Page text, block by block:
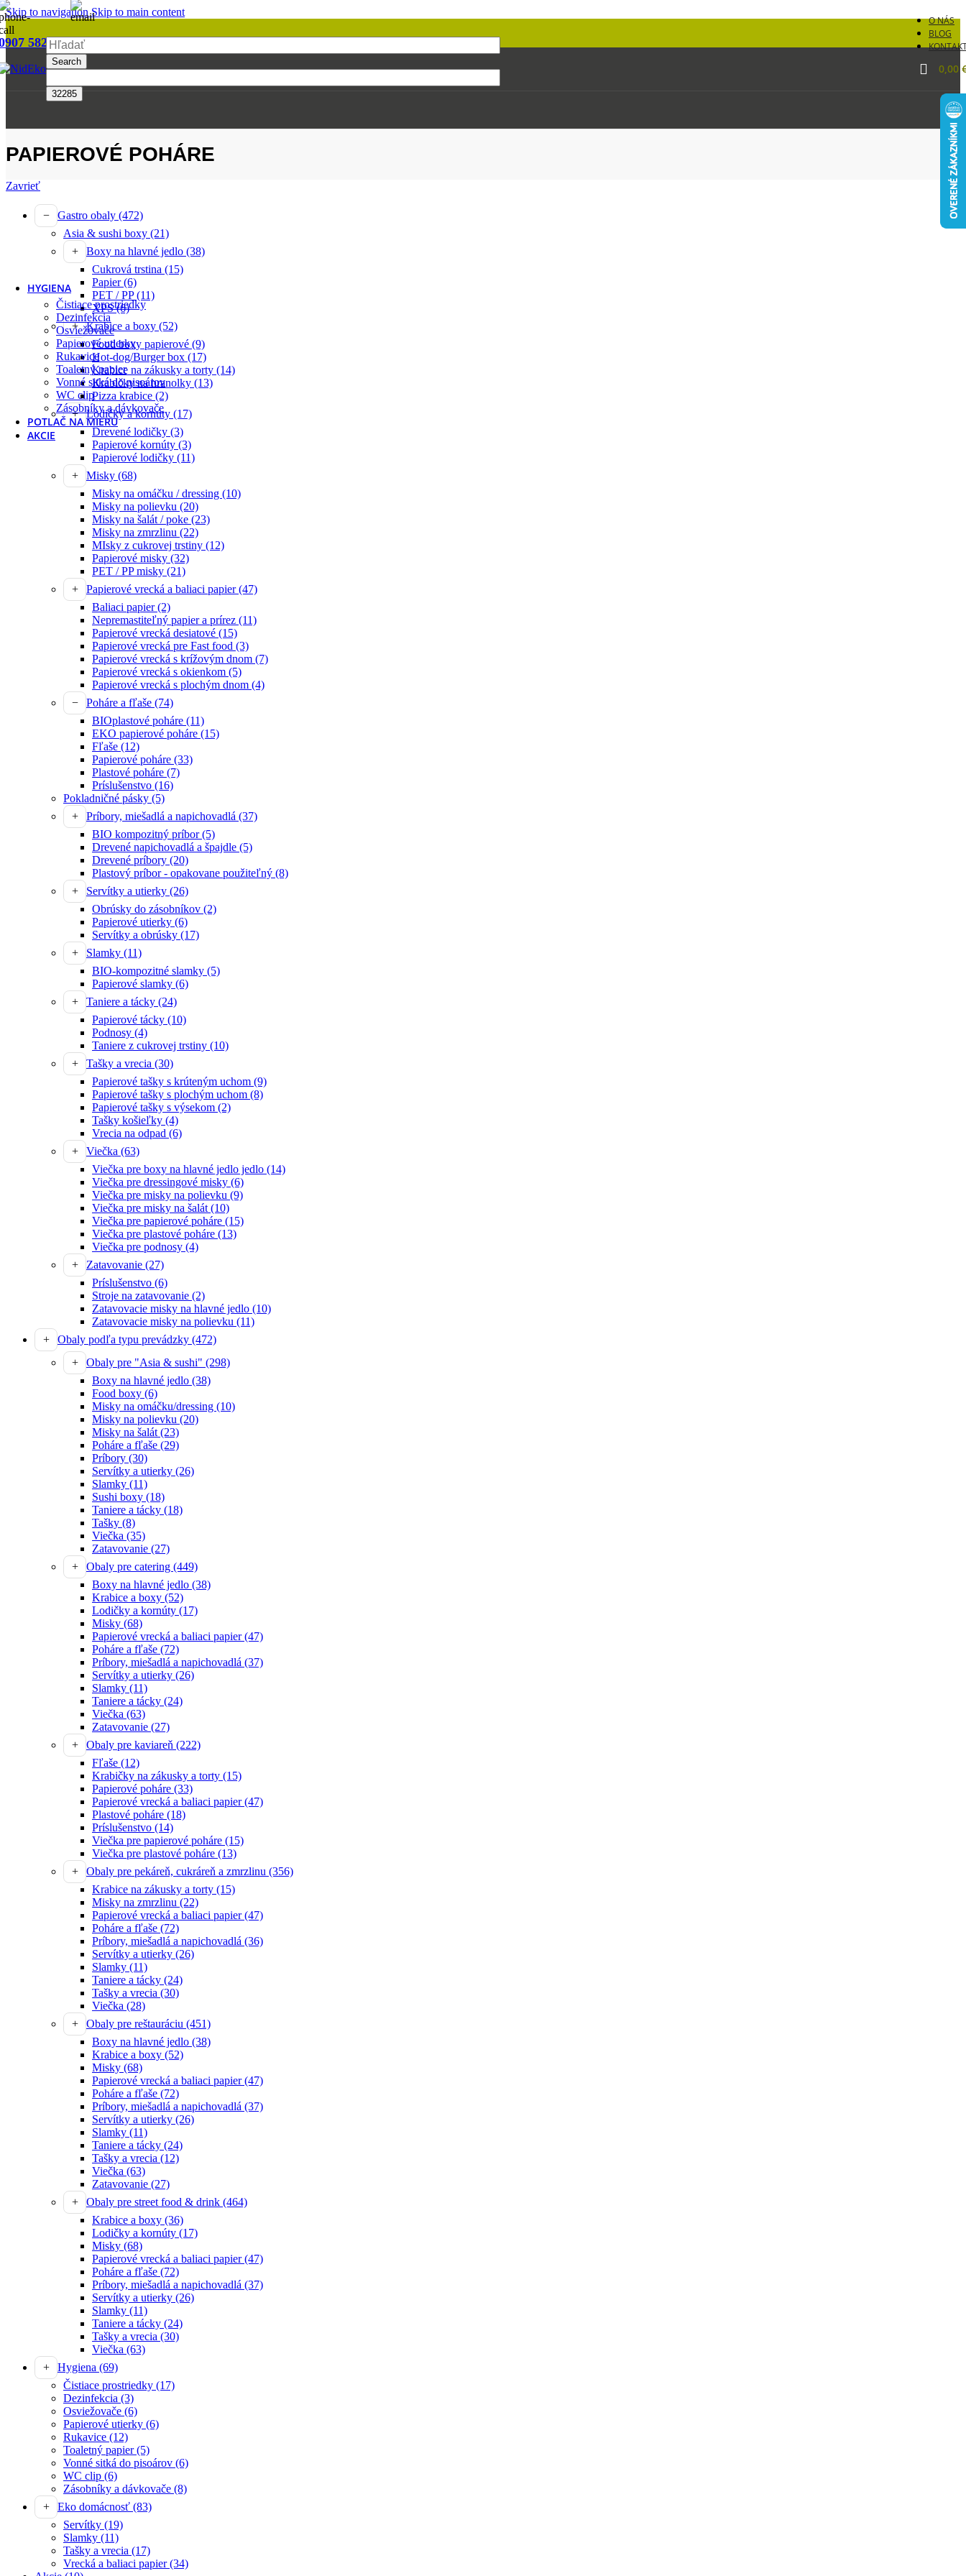
Skip to navigationSkip to main content
582 445nideko@nideko.sk
O NÁS
BLOG
Search
0,00
Reštaurácia
Podľa kategórie
Krabice a boxy
Lodičky a kornúty
Papierové vrecká a baliaci papier
Poháre a fľaše
Príbory, miešadlá a napichovadlá
Taniere a tácky
Tašky a vrecia
Viečka
Zatavovanie
Pokladničné pásky
Potlač na mieru
HYGIENA
Čistiace prostriedky
Dezinfekcia
Osviežovače
Papierové utierky
Rukavice
Toaletný papier
Vonné sitká do pisoárov
WC clip
Zásobníky a dávkovače
POTLAČ NA MIERU
AKCIE
PAPIEROVÉ POHÁRE
Zavrieť
Gastro obaly (472)
Asia & sushi boxy (21)
Boxy na hlavné jedlo (38)
Cukrová trstina (15)
Papier(6)
PET / PP(11)
XPS(6)
Krabice a boxy (52)
Food boxy papierové (9)
Hot-dog/Burger box (17)
Krabice na zákusky a torty (14)
Krabičky na hranolky (13)
Pizza krabice (2)
Lodičky a kornúty (17)
Drevené lodičky (3)
Papierové kornúty (3)
Papierové lodičky (11)
Misky (68)
Misky na omáčku / dressing (10)
Misky na polievku (20)
Misky na šalát / poke (23)
Misky na zmrzlinu (22)
MIsky z cukrovej trstiny (12)
Papierové misky (32)
PET / PP misky (21)
Papierové vrecká a baliaci papier(47)
Baliaci papier(2)
Nepremastiteľný papier a prírez (11)
Papierové vrecká desiatové (15)
Papierové vrecká pre Fast food (3)
Papierové vrecká s krížovým dnom (7)
Papierové vrecká s okienkom (5)
Papierové vrecká s plochým dnom (4)
Poháre a fľaše (74)
BIOplastové poháre (11)
EKO papierové poháre (15)
Fľaše (12)
Papierové poháre (33)
Plastové poháre (7)
Príslušenstvo (16)
Pokladničné pásky (5)
Príbory, miešadlá a napichovadlá (37)
BIO kompozitný príbor(5)
Drevené napichovadlá a špajdle (5)
Drevené príbory (20)
Plastový príbor - opakovane použiteľný (8)
Servítky a utierky (26)
Obrúsky do zásobníkov (2)
Papierové utierky (6)
Servítky a obrúsky (17)
Slamky (11)
BIO-kompozitné slamky (5)
Papierové slamky (6)
Taniere a tácky (24)
Papierové tácky (10)
Podnosy (4)
Taniere z cukrovej trstiny (10)
Tašky a vrecia (30)
Papierové tašky s krúteným uchom (9)
Papierové tašky s plochým uchom (8)
Papierové tašky s výsekom (2)
Tašky košieľky (4)
Vrecia na odpad (6)
Viečka (63)
Viečka pre boxy na hlavné jedlo jedlo (14)
Viečka pre dressingové misky (6)
Viečka pre misky na polievku (9)
Viečka pre misky na šalát (10)
Viečka pre papierové poháre (15)
Viečka pre plastové poháre (13)
Viečka pre podnosy (4)
Zatavovanie (27)
Príslušenstvo (6)
Stroje na zatavovanie (2)
Zatavovacie misky na hlavné jedlo (10)
Zatavovacie misky na polievku (11)
Obaly podľa typu prevádzky (472)
Obaly pre "Asia & sushi" (298)
Boxy na hlavné jedlo (38)
Food boxy (6)
Misky na omáčku/dressing (10)
Misky na polievku (20)
Misky na šalát (23)
Poháre a fľaše (29)
Príbory (30)
Servítky a utierky (26)
Slamky (11)
Sushi boxy (18)
Taniere a tácky (18)
Tašky (8)
Viečka (35)
Zatavovanie (27)
Obaly pre catering (449)
Boxy na hlavné jedlo (38)
Krabice a boxy (52)
Lodičky a kornúty (17)
Misky (68)
Papierové vrecká a baliaci papier(47)
Poháre a fľaše (72)
Príbory, miešadlá a napichovadlá (37)
Servítky a utierky (26)
Slamky (11)
Taniere a tácky (24)
Viečka (63)
Zatavovanie (27)
Obaly pre kaviareň (222)
Fľaše (12)
Krabičky na zákusky a torty (15)
Papierové poháre (33)
Papierové vrecká a baliaci papier(47)
Plastové poháre (18)
Príslušenstvo (14)
Viečka pre papierové poháre (15)
Viečka pre plastové poháre (13)
Obaly pre pekáreň, cukráreň a zmrzlinu (356)
Krabice na zákusky a torty (15)
Misky na zmrzlinu (22)
Papierové vrecká a baliaci papier(47)
Poháre a fľaše (72)
Príbory, miešadlá a napichovadlá (36)
Servítky a utierky (26)
Slamky (11)
Taniere a tácky (24)
Tašky a vrecia (30)
Viečka (28)
Obaly pre reštauráciu (451)
Boxy na hlavné jedlo (38)
Krabice a boxy (52)
Misky (68)
Papierové vrecká a baliaci papier(47)
Poháre a fľaše (72)
Príbory, miešadlá a napichovadlá (37)
Servítky a utierky (26)
Slamky (11)
Taniere a tácky (24)
Tašky a vrecia (12)
Viečka (63)
Zatavovanie (27)
Obaly pre street food & drink (464)
Krabice a boxy (36)
Lodičky a kornúty (17)
Misky (68)
Papierové vrecká a baliaci papier(47)
Poháre a fľaše (72)
Príbory, miešadlá a napichovadlá (37)
Servítky a utierky (26)
Slamky (11)
Taniere a tácky (24)
Tašky a vrecia (30)
Viečka (63)
Hygiena (69)
Čistiace prostriedky (17)
Dezinfekcia (3)
Osviežovače (6)
Papierové utierky (6)
Rukavice (12)
Toaletný papier(5)
Vonné sitká do pisoárov (6)
WC clip (6)
Zásobníky a dávkovače (8)
Eko domácnosť (83)
Servítky (19)
Slamky (11)
Tašky a vrecia (17)
Vrecká a baliaci papier(34)